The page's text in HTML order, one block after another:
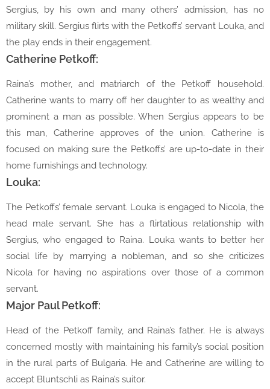
Sergius, by his own and many others’ admission, has no
military skill. Sergius flirts with the Petkoffs’ servant Louka, and
the play ends in their engagement.
Catherine Petkoff:
Raina’s mother, and matriarch of the Petkoff household.
Catherine wants to marry off her daughter to as wealthy and
prominent a man as possible. When Sergius appears to be
this man, Catherine approves of the union. Catherine is
focused on making sure the Petkoffs’ are up-to-date in their
home furnishings and technology.
Louka:
The Petkoffs’ female servant. Louka is engaged to Nicola, the
head male servant. She has a flirtatious relationship with
Sergius, who engaged to Raina. Louka wants to better her
social life by marrying a nobleman, and so she criticizes
Nicola for having no aspirations over those of a common
servant.
Major Paul Petkoff:
Head of the Petkoff family, and Raina’s father. He is always
concerned mostly with maintaining his family’s social position
in the rural parts of Bulgaria. He and Catherine are willing to
accept Bluntschli as Raina’s suitor.